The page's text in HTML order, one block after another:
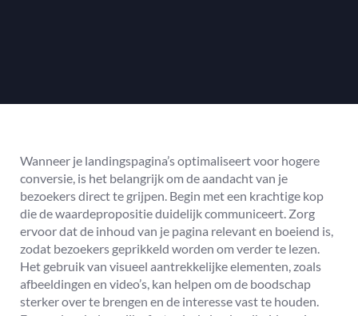
Wanneer je landingspagina’s optimaliseert voor hogere
conversie, is het belangrijk om de aandacht van je
bezoekers direct te grijpen. Begin met een krachtige kop
die de waardepropositie duidelijk communiceert. Zorg
ervoor dat de inhoud van je pagina relevant en boeiend is,
zodat bezoekers geprikkeld worden om verder te lezen.
Het gebruik van visueel aantrekkelijke elementen, zoals
afbeeldingen en video’s, kan helpen om de boodschap
sterker over te brengen en de interesse vast te houden.